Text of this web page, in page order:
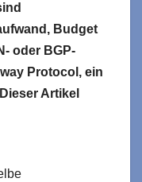
Budget
oder BGP-
Protocol, ein
Artikel